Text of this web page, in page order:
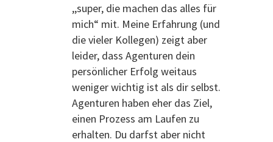
,,super, die machen das alles für
mich“ mit. Meine Erfahrung (und
die vieler Kollegen) zeigt aber
leider, dass Agenturen dein
persönlicher Erfolg weitaus
weniger wichtig ist als dir selbst.
Agenturen haben eher das Ziel,
einen Prozess am Laufen zu
erhalten. Du darfst aber nicht